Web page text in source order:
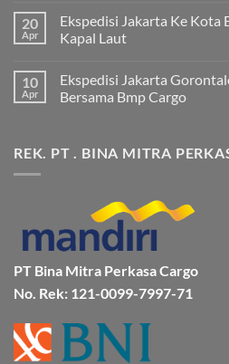
komentar
pada
Ekspedisi
Murah
dan
Terpercaya
Jakarta
ke
20
Apr
Ekspedisi Jakarta Ke
Kapal Laut
komentar
pada
Ekspedisi
Bitung
Lebih
10
Apr
Ekspedisi Jakarta
Bersama Bmp Cargo
pada
Ekspedisi
&
Aman
Bersama
Bmp
Cargo
REK. PT . BINA MITRA
PT Bina Mitra Perkasa Cargo
No. Rek: 121-0099-7997-71